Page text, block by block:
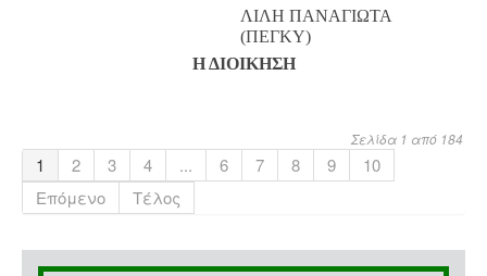
ΛΙΛΗ ΠΑΝΑΓΙΩΤΑ
(ΠΕΓΚΥ)
Η ΔΙΟΙΚΗΣΗ
Σελίδα 1 από 184
1 2 3 4 ... 6 7 8 9
10
Επόμενο
Τέλος